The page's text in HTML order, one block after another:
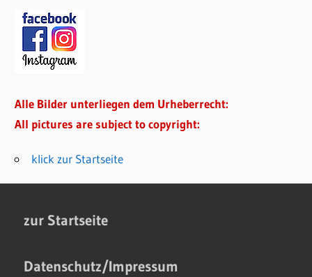
Alle Bilder unterliegen dem Urheberrecht:
All pictures are subject to copyright:
klick zur Startseite
zur Startseite
Datenschutz/Impressum